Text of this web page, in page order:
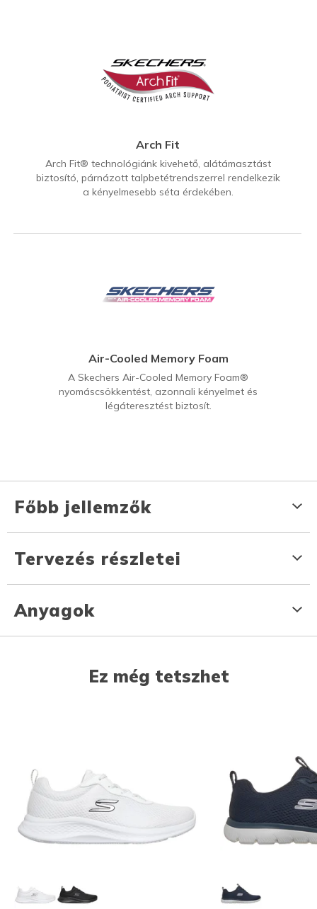
Arch Fit
Arch Fit® technológiánk kivehető, alátámasztást
biztosító, párnázott talpbetétrendszerrel rendelkezik
a kényelmesebb séta érdekében.
Air-Cooled Memory Foam
A Skechers Air-Cooled Memory Foam®
nyomáscsökkentést, azonnali kényelmet és
légáteresztést biztosít.
Főbb jellemzők
Tervezés részletei
Anyagok
Ez még tetszhet